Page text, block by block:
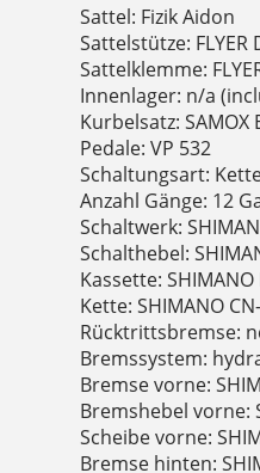
Sattel: Fizik Aidon
Sattelstütze:
Sattelklemme:
Innenlager: n/a
Kurbelsatz: SAMOX
Pedale: VP 532
Schaltungsart:
Anzahl Gänge: 12
Schaltwerk:
Schalthebel:
Kassette:
Kette: SHIMANO
Rücktrittsbremse:
Bremssystem:
Bremse vorne:
Bremshebel vorne:
Scheibe vorne:
Bremse hinten: